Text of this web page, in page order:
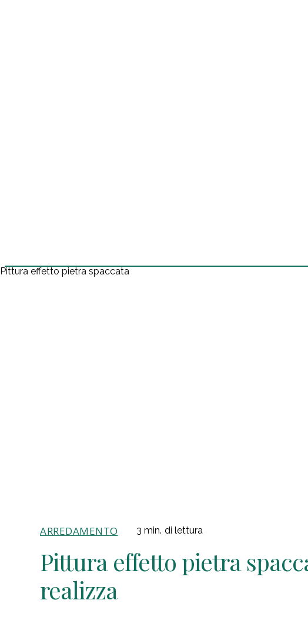
ARREDAMENTO 3 min. di lettura
Pittura effetto pietra
realizza